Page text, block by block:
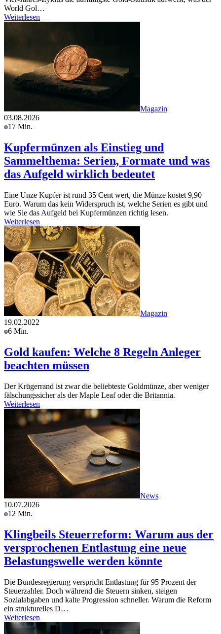
World Gol…
Weiterlesen
Magazin
03.08.2026
17 Min.
Kupfermünzen als Einstieg und
Sammelthema: Serien, Formate und was
das Aufgeld wirklich bedeutet
Eine Unze Kupfer ist rund 35 Cent wert, die Münze kostet 9,90
Euro. Warum das kein Widerspruch ist, welche Serien es gibt und
wie Sie das Aufgeld bei Kupfermünzen richtig lesen.
Weiterlesen
Magazin
19.02.2022
6 Min.
Gold kaufen: Welche 8 Regeln Anleger
beachten müssen
Der Krügerrand ist zwar die beliebteste Goldmünze, aber weniger
fälschungssicher als der Maple Leaf oder die Britannia.
Weiterlesen
News
10.07.2026
12 Min.
Klingbeils Steuerreform: Warum aus der
versprochenen Entlastung eine neue
Belastungswelle werden könnte
Die Bundesregierung verspricht Entlastung für 95 Prozent der
Steuerzahler. Doch während die Steuern sinken, steigen
Sozialabgaben und kalte Progression schneller. Warum die Reform
ein strukturelles D…
Weiterlesen